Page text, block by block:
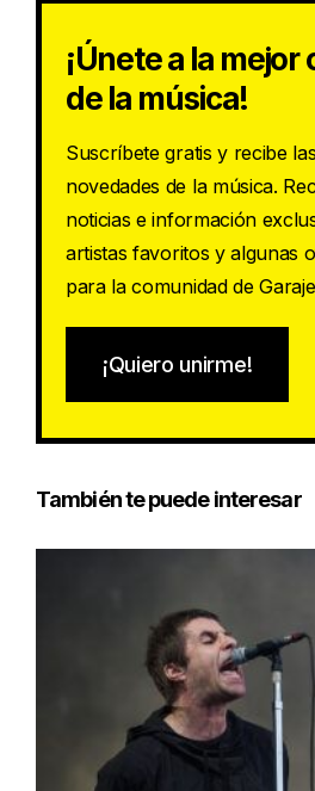
¡Únete a la
de la música!
Suscríbete gratis y recibe
novedades de la música.
noticias e información
artistas favoritos y algunas
para la comunidad de
¡Quiero unirme!
También te puede interesar